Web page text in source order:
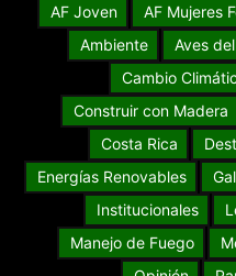
AF Joven AF Mujeres
Ambiente
Aves
Cambio
Construir con Madera
Costa Rica
Energías Renovables
Institucionales
Manejo de Fuego